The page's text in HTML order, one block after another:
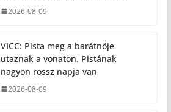
2026-08-09
VICC: Pista meg a barátnője
utaznak a vonaton. Pistának
nagyon rossz napja van
2026-08-09